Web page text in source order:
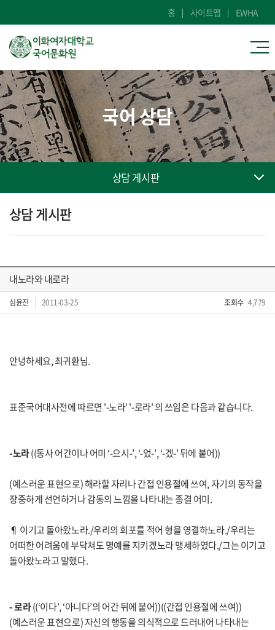
홈 사이트맵 EWHA
국어 상담
상담 게시판
상담 게시판
내노라와 내로라
심윤진 2011-03-25 조회수 4,779
안녕하세요, 최귀환님.
표준국어대사전에 따르면 '-노라' '-로라' 의 쓰임은 다음과 같습니다.
-노라((동사 어간이나 어미 ‘-으시-’, ‘-었-’, ‘-겠-’ 뒤에 붙어))
(예스러운 표현으로) 해라할 자리나 간접 인용절에 쓰여, 자기의 동작을
장중하게 선언하거나 감동의 느낌을 나타내는 종결 어미.
¶ 이기고 돌아왔노라./우리의 회포를 적어 형을 영결하노라./우리는
어떠한 어려움에 부닥쳐도 명예를 지키겠노라 맹세하였다./그는 이기고
돌아왔노라고 말했다.
- 로라((‘이다’, ‘아니다’의 어간 뒤에 붙어))((간접 인용절에 쓰여))
(예스러운 표현으로) 자신의 행동을 의식적으로 드러내어 나타내는